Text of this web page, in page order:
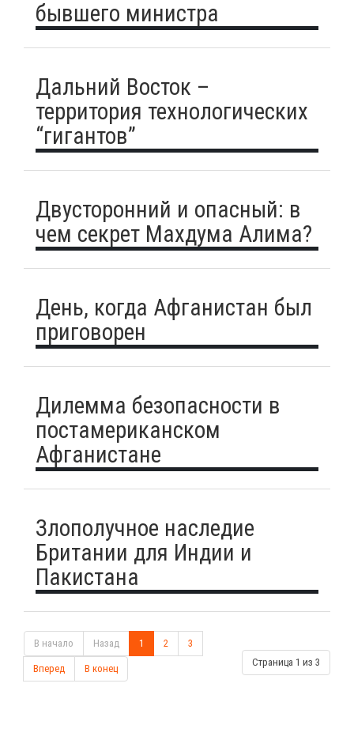
бывшего министра
Дальний Восток –
территория технологических
“гигантов”
Двусторонний и опасный: в
чем секрет Махдума Алима?
День, когда Афганистан был
приговорен
Дилемма безопасности в
постамериканском
Афганистане
Злополучное наследие
Британии для Индии и
Пакистана
Страница 1 из 3
В начало Назад 1 2 3
Вперед В конец